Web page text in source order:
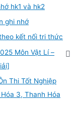
hk1 và hk2
ghi nhớ
kết nối tri thức
Môn Vật Lí –
Thi Tốt Nghiệp
3, Thanh Hóa